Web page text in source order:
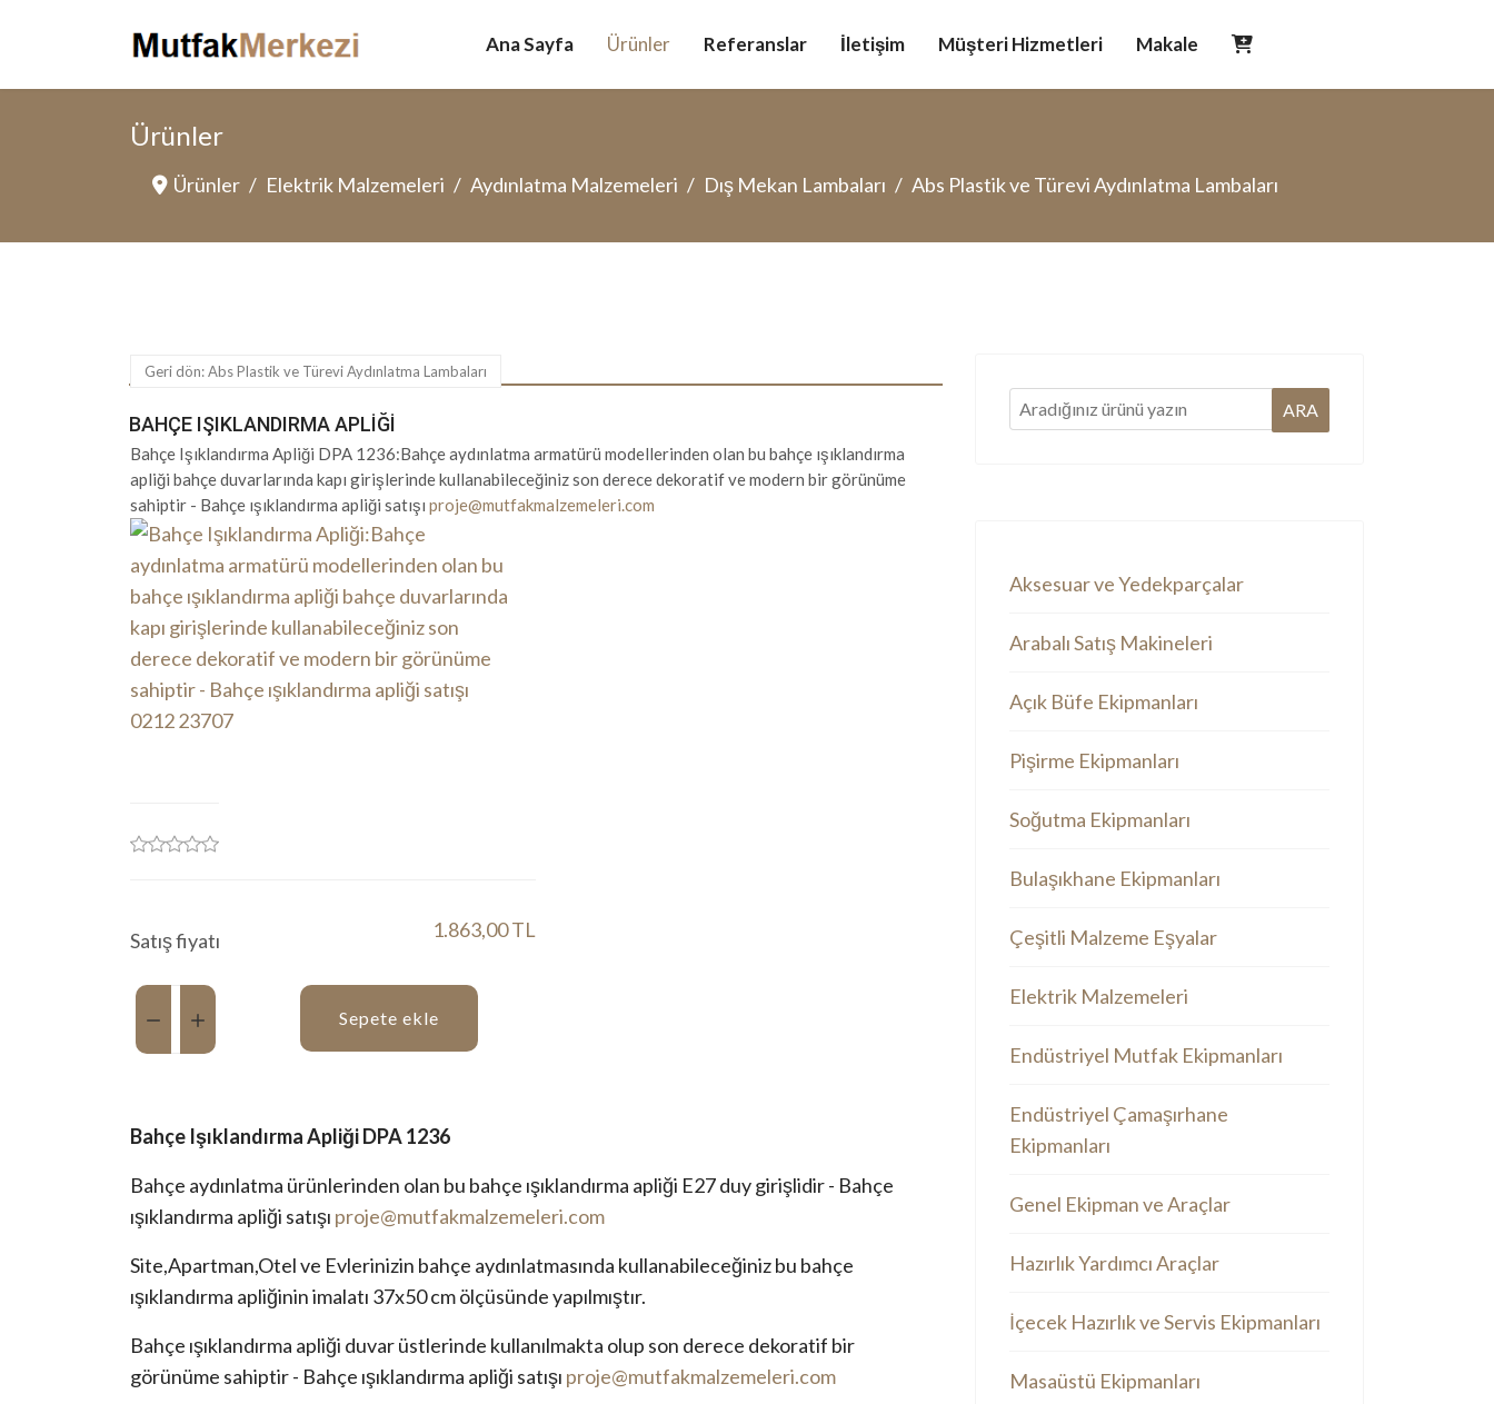
Ana Sayfa Ürünler Referanslar İletişim Müşteri Hizmetleri Makale
Ürünler
Ürünler Elektrik Malzemeleri Aydınlatma Malzemeleri Dış Mekan Lambaları Abs Plastik ve Türevi Aydınlatma Lambaları
Geri dön: Abs Plastik ve Türevi Aydınlatma Lambaları
BAHÇE IŞIKLANDIRMA APLIĞI
Bahçe Işıklandırma Apliği DPA 1236:Bahçe aydınlatma armatürü modellerinden olan bu bahçe ışıklandırma
apliği bahçe duvarlarında kapı girişlerinde kullanabileceğiniz son derece dekoratif ve modern bir görünüme
sahiptir - Bahçe ışıklandırma apliği satışı proje@mutfakmalzemeleri.com
Satış fiyatı 1.863,00 TL
Miktar:
Sepete ekle
Bahçe Işıklandırma Apliği DPA 1236
Bahçe aydınlatma ürünlerinden olan bu bahçe ışıklandırma apliği E27 duy girişlidir - Bahçe
ışıklandırma apliği satışı proje@mutfakmalzemeleri.com
Site,Apartman,Otel ve Evlerinizin bahçe aydınlatmasında kullanabileceğiniz bu bahçe
ışıklandırma apliğinin imalatı 37x50 cm ölçüsünde yapılmıştır.
Bahçe ışıklandırma apliği duvar üstlerinde kullanılmakta olup son derece dekoratif bir
görünüme sahiptir - Bahçe ışıklandırma apliği satışı proje@mutfakmalzemeleri.com
Aksesuar ve Yedekparçalar
Arabalı Satış Makineleri
Açık Büfe Ekipmanları
Pişirme Ekipmanları
Soğutma Ekipmanları
Bulaşıkhane Ekipmanları
Çeşitli Malzeme Eşyalar
Elektrik Malzemeleri
Endüstriyel Mutfak Ekipmanları
Endüstriyel Çamaşırhane
Ekipmanları
Genel Ekipman ve Araçlar
Hazırlık Yardımcı Araçlar
İçecek Hazırlık ve Servis Ekipmanları
Masaüstü Ekipmanları